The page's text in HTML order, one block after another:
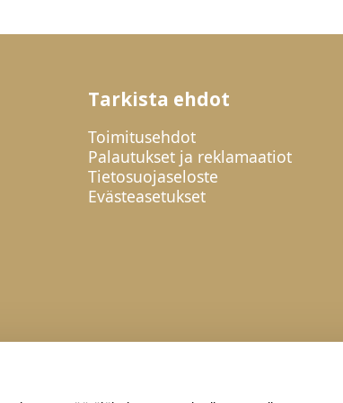
Tarkista ehdot
Toimitusehdot
Palautukset ja reklamaatiot
Tietosuojaseloste
Evästeasetukset